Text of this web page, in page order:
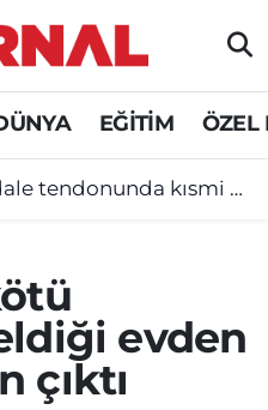
EĞİTİM ÖZEL
kısmi yırtık tespit edildi
evden
çıktı
ve Fikstür